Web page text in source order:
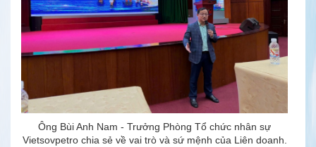
Ông Bùi Anh Nam - Trưởng Phòng Tổ chức nhân sự
Vietsovpetro chia sẻ về vai trò và sứ mệnh của Liên doanh.